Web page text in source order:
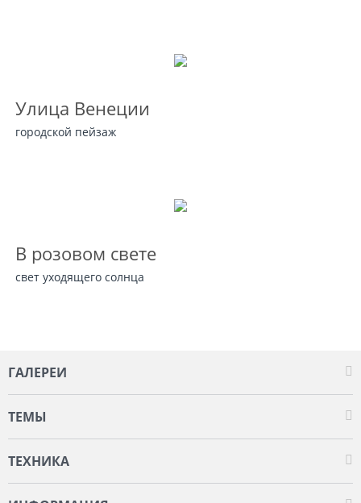
Улица Венеции
городской пейзаж
В розовом свете
свет уходящего солнца
ГАЛЕРЕИ
ТЕМЫ
ТЕХНИКА